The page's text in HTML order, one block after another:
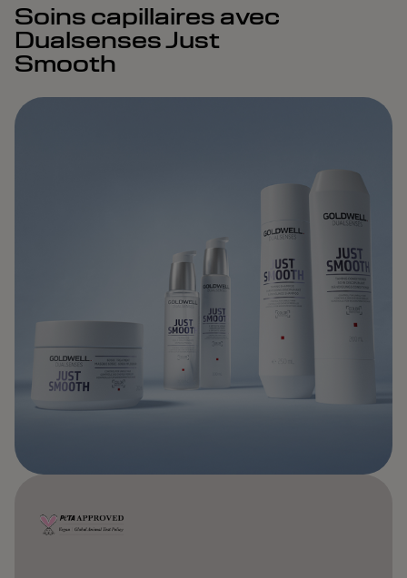
Soins capillaires avec
Dualsenses Just
Smooth